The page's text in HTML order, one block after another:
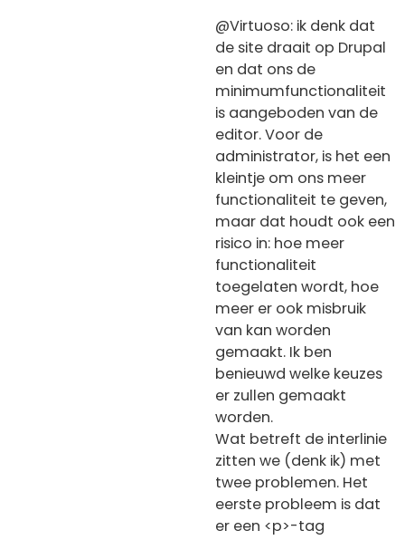
@Virtuoso: ik denk dat
de site draait op Drupal
en dat ons de
minimumfunctionaliteit
is aangeboden van de
editor. Voor de
administrator, is het een
kleintje om ons meer
functionaliteit te geven,
maar dat houdt ook een
risico in: hoe meer
functionaliteit
toegelaten wordt, hoe
meer er ook misbruik
van kan worden
gemaakt. Ik ben
benieuwd welke keuzes
er zullen gemaakt
worden.
Wat betreft de interlinie
zitten we (denk ik) met
twee problemen. Het
eerste probleem is dat
er een <p>-tag